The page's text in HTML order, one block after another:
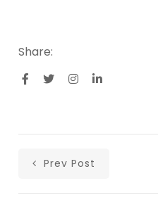
Share:
Prev Post